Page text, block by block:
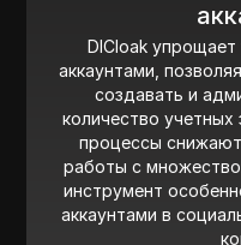
DICloak упрощает
аккаунтами,
создавать и
количество
процессы
работы с
инструмент
аккаунтами в